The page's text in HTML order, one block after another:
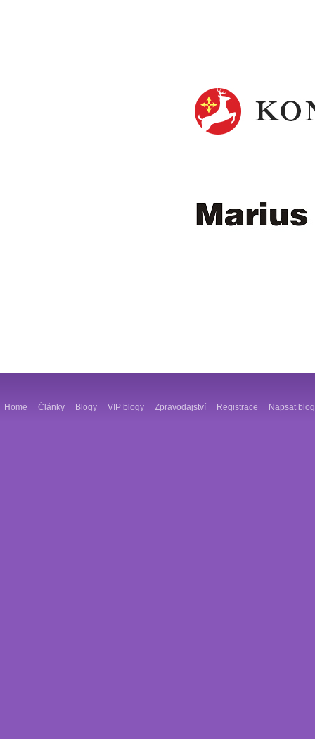
Home Články Blogy VIP blogy Zpravodajství Registrace Napsat blog